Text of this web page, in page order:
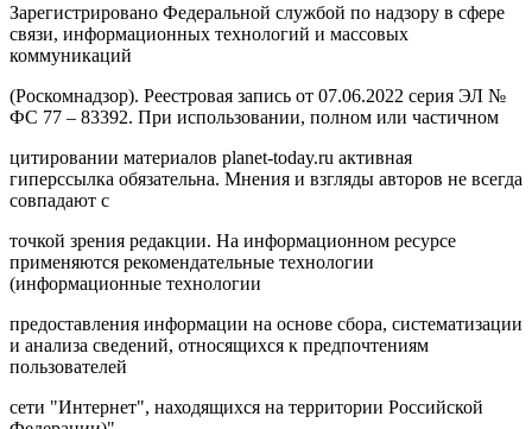
Зарегистрировано Федеральной службой по надзору в сфере
связи, информационных технологий и массовых
коммуникаций
(Роскомнадзор). Реестровая запись от 07.06.2022 серия ЭЛ №
ФС 77 – 83392. При использовании, полном или частичном
цитировании материалов planet-today.ru активная
гиперссылка обязательна. Мнения и взгляды авторов не всегда
совпадают с
точкой зрения редакции. На информационном ресурсе
применяются рекомендательные технологии
(информационные технологии
предоставления информации на основе сбора, систематизации
и анализа сведений, относящихся к предпочтениям
пользователей
сети "Интернет", находящихся на территории Российской